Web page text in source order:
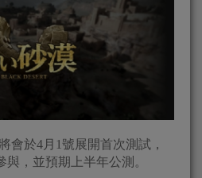
會於4月1號展開首次測試，
，並預期上半年公測。